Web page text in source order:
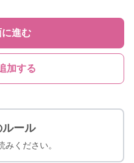
進む
加する
ルール
みください。